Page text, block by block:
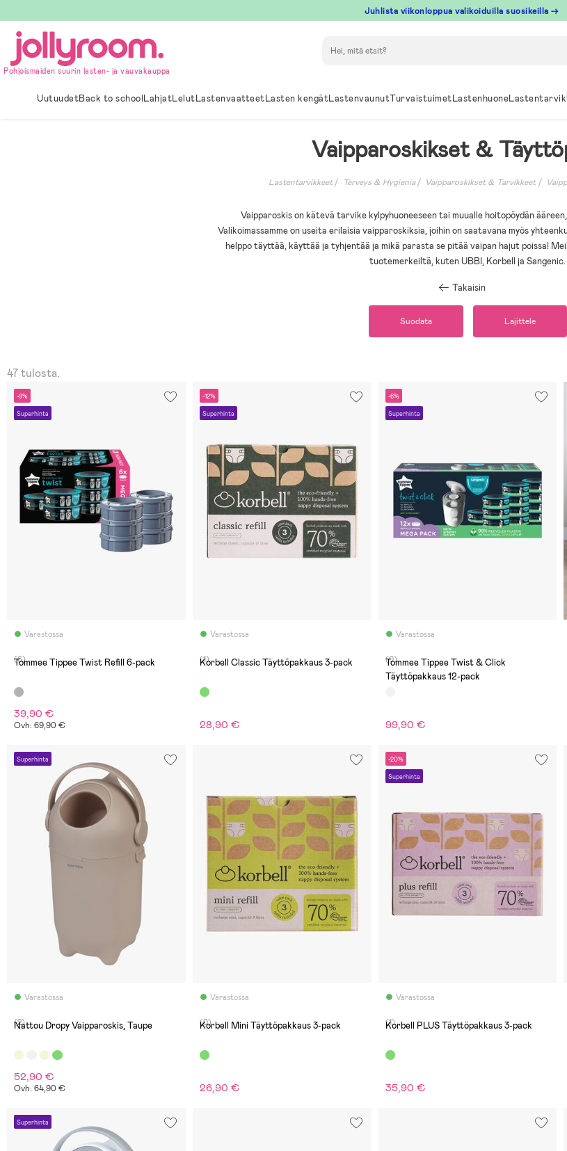
till
innehållet
Juhlista viikonloppua valikoiduilla suosikeilla →
Pohjoismaiden suurin lasten- ja vauvakauppa
UutuudetBack to schoolLahjatLelutLastenvaatteetLasten kengätLastenvaunutTurvaistuimetLastenhuone
Vaipparoskikset &
Lastentarvikkeet Terveys & Hygienia Vaipparoskikset & Tarvikkeet
Vaipparoskis on kätevä tarvike kylpyhuoneeseen tai muualle hoitopöydän
Valikoimassamme on useita erilaisia vaipparoskiksia, joihin on saatavana myös
helppo täyttää, käyttää ja tyhjentää ja mikä parasta se pitää vaipan hajut poissa!
tuotemerkeiltä, kuten UBBI, Korbell ja Sangenic.
Takaisin
Suodata Lajittele
47 tulosta.
-9%
Superhinta
Varastossa
(6) Tommee Tippee Twist Refill 6-pack
39,90 €
Ovh: 69,90 €
-12%
Superhinta
Varastossa
(1)
Korbell Classic Täyttöpakkaus 3-pack
28,90 €
-6%
Superhinta
Varastossa
(0)
Tommee Tippee Twist & Click
Täyttöpakkaus 12-pack
99,90 €
Superhinta
Varastossa
(2)
Nattou Dropy Vaipparoskis, Taupe
52,90 €
Ovh: 64,90 €
Varastossa
(0)
Korbell Mini Täyttöpakkaus 3-pack
26,90 €
-20%
Superhinta
Varastossa
(1)
Korbell PLUS Täyttöpakkaus 3-pack
35,90 €
Superhinta